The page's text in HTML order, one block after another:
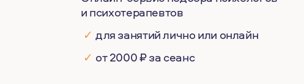
и психотерапевтов
✓ для занятий лично или онлайн
✓ от 2000 ₽ за сеанс